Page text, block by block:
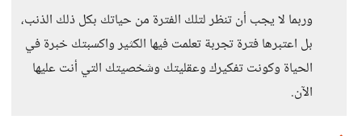
وربما لا يجب أن تنظر لتلك الفترة من حياتك بكل ذلك الذنب،
بل اعتبرها فترة تجربة تعلمت فيها الكثير واكسبتك خبرة في
الحياة وكونت تفكيرك وعقليتك وشخصيتك التي أنت عليها
الآن.